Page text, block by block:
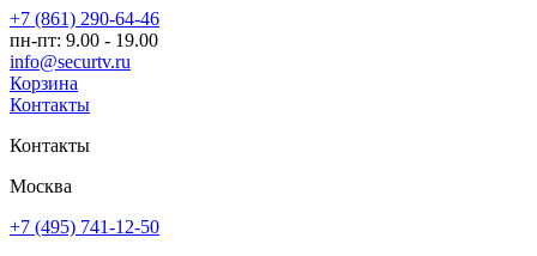
+7 (861) 290-64-46
пн-пт: 9.00 - 19.00
info@securtv.ru
Корзина
Контакты
Контакты
Москва
+7 (495) 741-12-50